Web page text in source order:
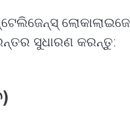
ସୁଧାରଣ କରନ୍ତୁ: